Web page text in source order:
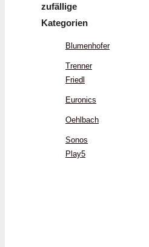
zufällige
Kategorien
Blumenhofer
Trenner
Friedl
Euronics
Oehlbach
Sonos
Play5